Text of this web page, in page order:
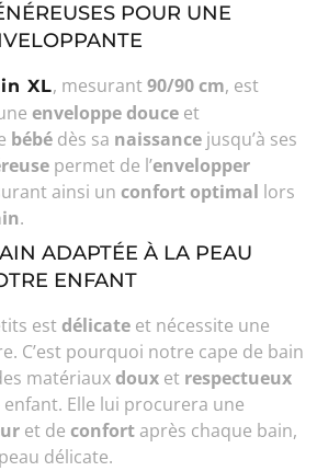
POUR UNE
XL, mesurant90/90 cm, est
enveloppe douce et
bébé dès sa naissance jusqu’à ses
permet de l’envelopper
ainsi un confort optimal lors
.
ADAPTÉE À LA PEAU
ENFANT
estdélicate et nécessite une
C’est pourquoi notre cape de bain
matériauxdoux et respectueux
Elle lui procurera une
et de confort après chaque bain,
délicate.